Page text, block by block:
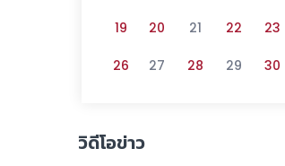
19 20 21 22 23
26 27 28 29 30
วิดีโอข่าว